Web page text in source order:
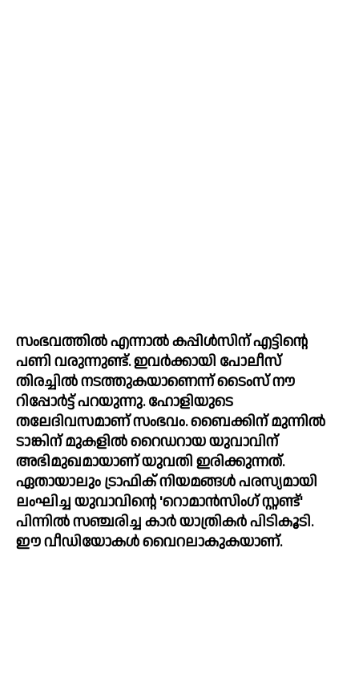
സംഭവത്തിൽ എന്നാൽ കപ്പിൾസിന് എട്ടിന്റെ
പണി വരുന്നുണ്ട്. ഇവർക്കായി പോലീസ്
തിരച്ചിൽ നടത്തുകയാണെന്ന് ടൈംസ് നൗ
റിപ്പോർട്ട് പറയുന്നു. ഹോളിയുടെ
തലേദിവസമാണ് സംഭവം. ബൈക്കിന് മുന്നിൽ
ടാങ്കിന് മുകളിൽ റൈഡറായ യുവാവിന്
അഭിമുഖമായാണ് യുവതി ഇരിക്കുന്നത്.
ഏതായാലും ട്രാഫിക് നിയമങ്ങൾ പരസ്യമായി
ലംഘിച്ച യുവാവിന്റെ 'റൊമാൻസിംഗ് സ്റ്റണ്ട്'
പിന്നിൽ സഞ്ചരിച്ച കാർ യാത്രികർ പിടികൂടി.
ഈ വീഡിയോകൾ വൈറലാകുകയാണ്.